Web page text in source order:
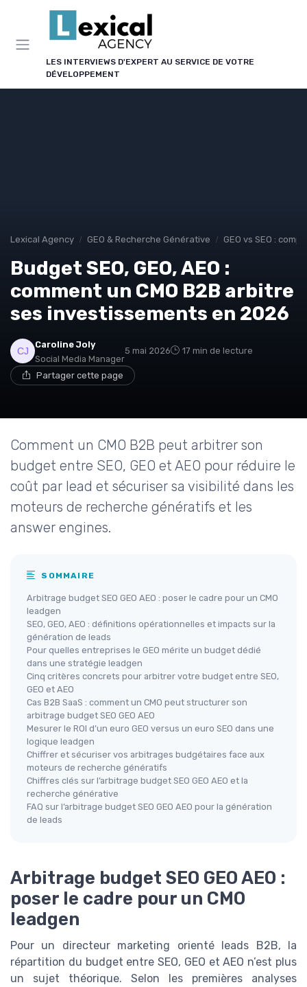
LES INTERVIEWS D'EXPERT AU SERVICE DE VOTRE
DÉVELOPPEMENT
Lexical Agency GEO & Recherche Générative GEO vs SEO :
Budget SEO, GEO, AEO :
comment un CMO B2B arbitre
ses investissements en 2026
Caroline Joly
Social Media Manager
5 mai 2026 17 min de lecture
Partager cette page
Comment un CMO B2B peut arbitrer son
budget entre SEO, GEO et AEO pour réduire le
coût par lead et sécuriser sa visibilité dans les
moteurs de recherche génératifs et les
answer engines.
SOMMAIRE
Arbitrage budget SEO GEO AEO : poser le cadre pour un CMO
leadgen
SEO, GEO, AEO : définitions opérationnelles et impacts sur la
génération de leads
Pour quelles entreprises le GEO mérite un budget dédié
dans une stratégie leadgen
Cinq critères concrets pour arbitrer votre budget entre SEO,
GEO et AEO
Cas B2B SaaS : comment un CMO peut structurer son
arbitrage budget SEO GEO AEO
Mesurer le ROI d’un euro GEO versus un euro SEO dans une
logique leadgen
Chiffrer et sécuriser vos arbitrages budgétaires face aux
moteurs de recherche génératifs
Chiffres clés sur l’arbitrage budget SEO GEO AEO et la
recherche générative
FAQ sur l’arbitrage budget SEO GEO AEO pour la génération
de leads
Arbitrage budget SEO GEO AEO :
poser le cadre pour un CMO
leadgen
Pour un directeur marketing orienté leads B2B, la
répartition du budget entre SEO, GEO et AEO n’est plus
un sujet théorique. Selon les premières analyses
Panneau de gestion des cookies